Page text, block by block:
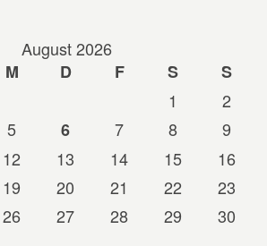
August 2026
M D F S
S
1
2
5 6 7 8
9
12 13 14 15
16
19 20 21 22
23
26 27 28 29
30